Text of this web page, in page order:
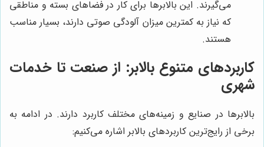
می‌گیرند. این بالابرها برای کار در فضاهای بسته و مناطقی
که نیاز به کمترین میزان آلودگی صوتی دارند، بسیار مناسب
هستند.
کاربردهای متنوع بالابر: از صنعت تا خدمات
شهری
بالابرها در صنایع و زمینه‌های مختلف کاربرد دارند. در ادامه به
برخی از رایج‌ترین کاربردهای بالابر اشاره می‌کنیم: